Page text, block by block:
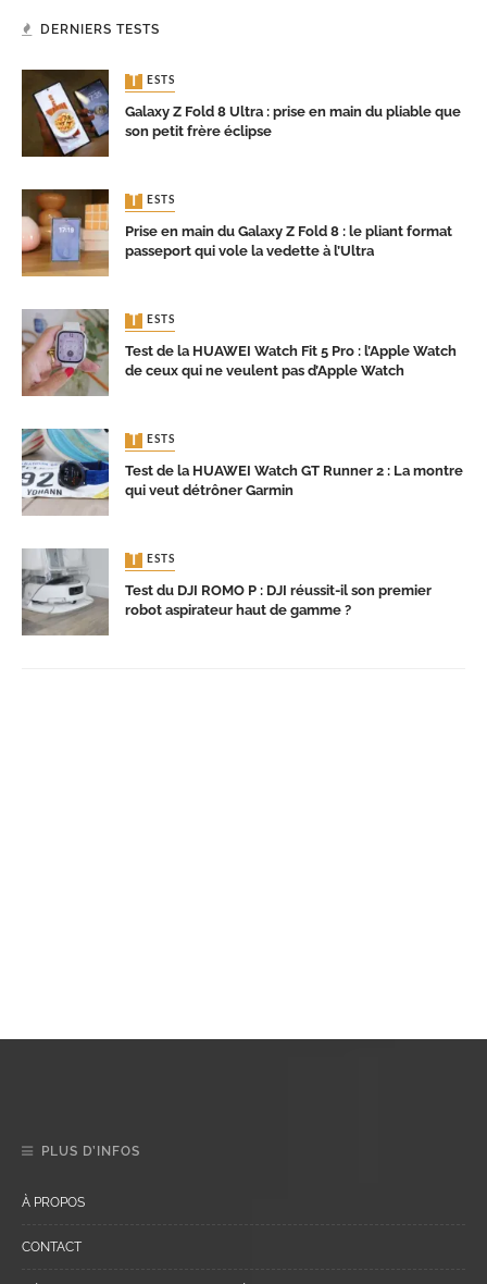
DERNIERS TESTS
TESTS
Galaxy Z Fold 8 Ultra : prise en main du pliable que
son petit frère éclipse
TESTS
Prise en main du Galaxy Z Fold 8 : le pliant format
passeport qui vole la vedette à l’Ultra
TESTS
Test de la HUAWEI Watch Fit 5 Pro : l’Apple Watch
de ceux qui ne veulent pas d’Apple Watch
TESTS
Test de la HUAWEI Watch GT Runner 2 : La montre
qui veut détrôner Garmin
TESTS
Test du DJI ROMO P : DJI réussit-il son premier
robot aspirateur haut de gamme ?
PLUS D’INFOS
À PROPOS
CONTACT